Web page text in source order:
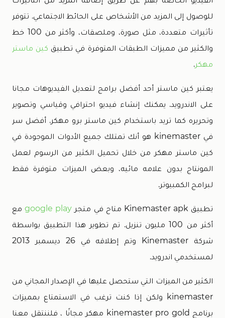
للوصول إلى المزيد من الأشخاص على الحائط الاجتماعي. تتوفر
تأثيرات متعددة، مثل صورة، وملصقات، وأكثر من 100 خط
والكثير من مميزات الطبقات المتوفرة في تطبيق كين ماستر
مهكر.
يعتبر كين ماستر أحد أفضل برامج لتعديل الفيديوهات مجانا
على الاندرويد. يمكنك إنشاء فيديو احترافي وقياسي وتصوير
وتحريره كما تريد باستخدام كين ماستر برو مهكر. أفضل سر
في kinemaster هو أنك تمتلك جميع الأدوات الموجودة في
كين ماستر مهكر من خلال تحميل الكثير من الرسوم لعمل
المونتاج بدون علامه مائيه، وبعض الميزات متوفرة فقط
لبرامج الكمبيوتر.
تطبيق Kinemaster apk متاح في متجر google playمع
أكثر من 100 مليون تنزيل. تم تطوير هذا التطبيق بواسطة
شركة Kinemaster وتم إطلاقه في 26 ديسمبر 2013
لمستخدمي اندرويد.
الكثير من الميزات التي ستحصل عليها في الإصدار المجاني من
kinemaster ولكن إذا كنت ترغب في الاستمتاع بمميزات
برنامج kinemaster pro gold مهكر مجانًا ، فلننتقل معنا